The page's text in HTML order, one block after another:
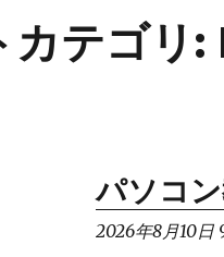
カテゴリ:
パソコ
2026年8月10日